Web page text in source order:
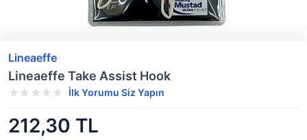
Lineaeffe
Lineaeffe Take Assist Hook
İlk Yorumu Siz Yapın
212,30 TL